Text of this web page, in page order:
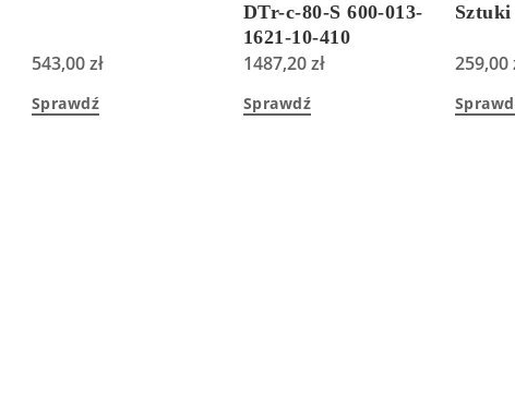
543,00zł
Sprawdź
DTr-c-80-S 600-013-
1621-10-410
1487,20zł
Sprawdź
Sztuki
259,00